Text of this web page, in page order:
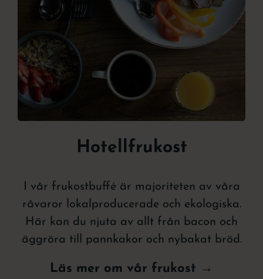
Hotellfrukost
I vår frukostbuffé är majoriteten av våra
råvaror lokalproducerade och ekologiska.
Här kan du njuta av allt från bacon och
äggröra till pannkakor och nybakat bröd.
Läs mer om vår frukost →